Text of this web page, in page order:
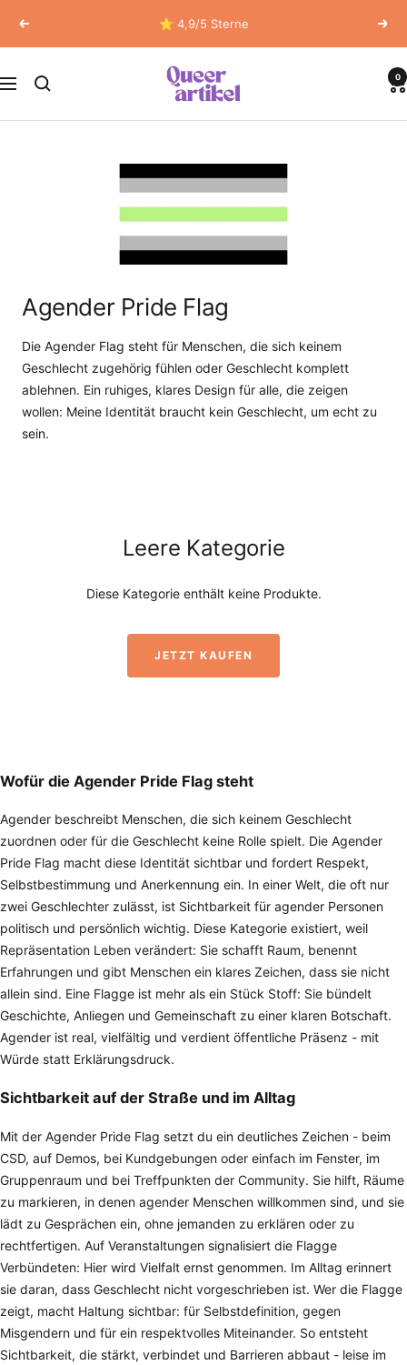
zumZurück ⭐ 4,9/5 Sterne
Navigation
Queerartikel 0
Agender Pride Flag
Die Agender Flag steht für Menschen, die sich keinem
Geschlecht zugehörig fühlen oder Geschlecht komplett
ablehnen. Ein ruhiges, klares Design für alle, die zeigen
wollen: Meine Identität braucht kein Geschlecht, um echt zu
sein.
Leere Kategorie
Diese Kategorie enthält keine Produkte.
JETZT KAUFEN
Wofür die Agender Pride Flag steht
Agender beschreibt Menschen, die sich keinem Geschlecht
zuordnen oder für die Geschlecht keine Rolle spielt. Die Agender
Pride Flag macht diese Identität sichtbar und fordert Respekt,
Selbstbestimmung und Anerkennung ein. In einer Welt, die oft nur
zwei Geschlechter zulässt, ist Sichtbarkeit für agender Personen
politisch und persönlich wichtig. Diese Kategorie existiert, weil
Repräsentation Leben verändert: Sie schafft Raum, benennt
Erfahrungen und gibt Menschen ein klares Zeichen, dass sie nicht
allein sind. Eine Flagge ist mehr als ein Stück Stoff: Sie bündelt
Geschichte, Anliegen und Gemeinschaft zu einer klaren Botschaft.
Agender ist real, vielfältig und verdient öffentliche Präsenz - mit
Würde statt Erklärungsdruck.
Sichtbarkeit auf der Straße und im Alltag
Mit der Agender Pride Flag setzt du ein deutliches Zeichen - beim
CSD, auf Demos, bei Kundgebungen oder einfach im Fenster, im
Gruppenraum und bei Treffpunkten der Community. Sie hilft, Räume
zu markieren, in denen agender Menschen willkommen sind, und sie
lädt zu Gesprächen ein, ohne jemanden zu erklären oder zu
rechtfertigen. Auf Veranstaltungen signalisiert die Flagge
Verbündeten: Hier wird Vielfalt ernst genommen. Im Alltag erinnert
sie daran, dass Geschlecht nicht vorgeschrieben ist. Wer die Flagge
zeigt, macht Haltung sichtbar: für Selbstdefinition, gegen
Misgendern und für ein respektvolles Miteinander. So entsteht
Sichtbarkeit, die stärkt, verbindet und Barrieren abbaut - leise im